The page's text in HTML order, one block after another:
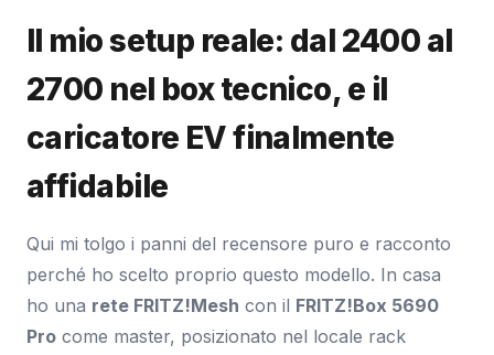
Il mio setup reale: dal 2400 al
2700 nel box tecnico, e il
caricatore EV finalmente
affidabile
Qui mi tolgo i panni del recensore puro e racconto
perché ho scelto proprio questo modello. In casa
ho una rete FRITZ!Mesh con il FRITZ!Box 5690
Pro come master, posizionato nel locale rack